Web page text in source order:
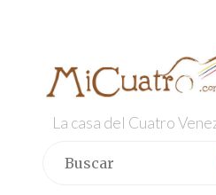
La casa del Cuatro